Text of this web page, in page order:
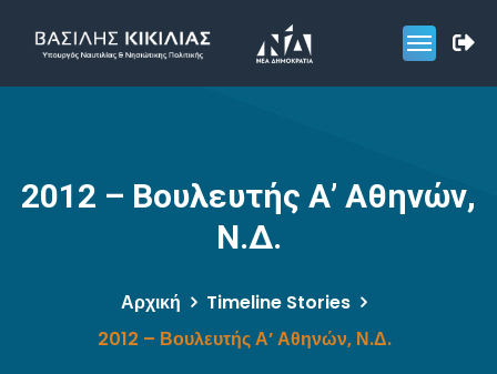
2012 – Βουλευτής Α’ Αθηνών,
Ν.Δ.
Αρχική
Timeline Stories
2012 – Βουλευτής Α’ Αθηνών, Ν.Δ.